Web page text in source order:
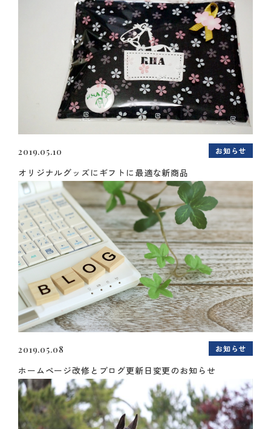
2019.05.10 お知らせ
オリジナルグッズにギフトに最適な新商品
2019.05.08 お知らせ
ホームページ改修とブログ更新日変更のお知らせ